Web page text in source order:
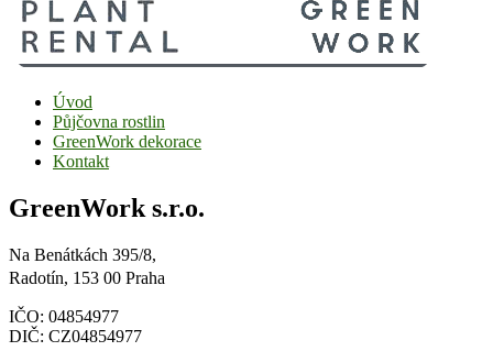
Úvod
Půjčovna rostlin
GreenWork dekorace
Kontakt
GreenWork s.r.o.
Na Benátkách 395/8,
Radotín, 153 00 Praha
IČO: 04854977
DIČ: CZ04854977